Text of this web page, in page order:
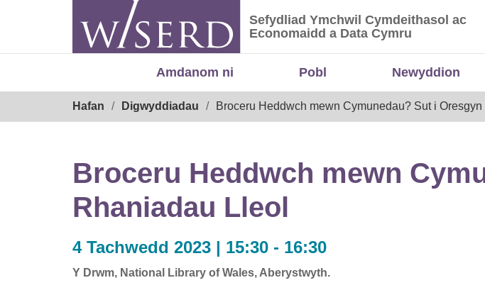
Sefydliad Ymchwil Cymdeithasol
Sefydliad Ymchwil Cymdeithasol ac
Economaidd a Data Cymru
Amdanom ni Pobl Newyddion
Hafan Digwyddiadau Broceru Heddwch mewn Cymunedau? Sut i
Broceru Heddwch mewn
Rhaniadau Lleol
4 Tachwedd 2023 | 15:30 - 16:30
Y Drwm, National Library of Wales, Aberystwyth.